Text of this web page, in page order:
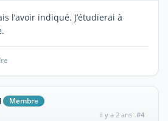
l’avoir indiqué. J’étudierai à
Membre
il y a 2 ans #4